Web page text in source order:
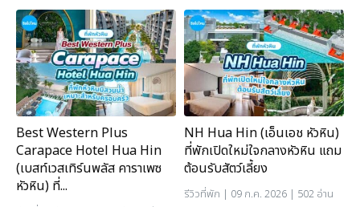
Best Western Plus
Carapace Hotel Hua Hin
(เบสท์เวสเทิร์นพลัส คาราเพซ
หัวหิน) ที่...
NH Hua Hin (เอ็นเอช หัวหิน)
ที่พักเปิดใหม่ใจกลางหัวหิน แถม
ต้อนรับสัตว์เลี้ยง
รีวิวที่พัก | 09 ก.ค. 2026 | 502 อ่าน